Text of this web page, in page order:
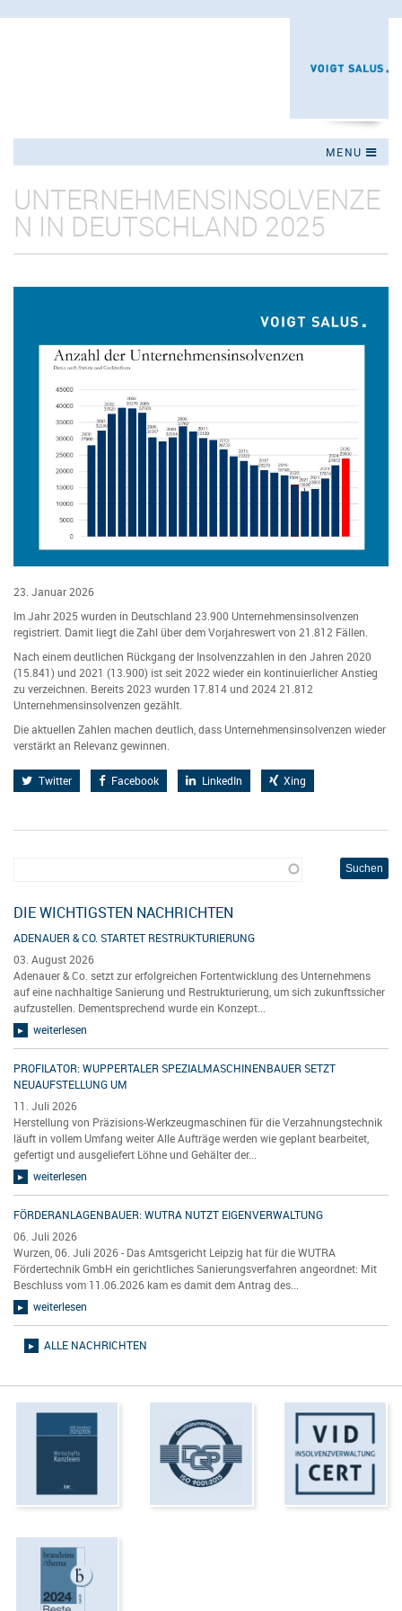
MENU
UNTERNEHMENSINSOLVENZE
N IN DEUTSCHLAND 2025
23. Januar 2026
Im Jahr 2025 wurden in Deutschland 23.900 Unternehmensinsolvenzen
registriert. Damit liegt die Zahl über dem Vorjahreswert von 21.812 Fällen.
Nach einem deutlichen Rückgang der Insolvenzzahlen in den Jahren 2020
(15.841) und 2021 (13.900) ist seit 2022 wieder ein kontinuierlicher Anstieg
zu verzeichnen. Bereits 2023 wurden 17.814 und 2024 21.812
Unternehmensinsolvenzen gezählt.
Die aktuellen Zahlen machen deutlich, dass Unternehmensinsolvenzen wieder
verstärkt an Relevanz gewinnen.
Twitter Facebook LinkedIn Xing
DIE WICHTIGSTEN NACHRICHTEN
ADENAUER & CO. STARTET RESTRUKTURIERUNG
03. August 2026
Adenauer & Co. setzt zur erfolgreichen Fortentwicklung des Unternehmens
auf eine nachhaltige Sanierung und Restrukturierung, um sich zukunftssicher
aufzustellen. Dementsprechend wurde ein Konzept...
weiterlesen
PROFILATOR: WUPPERTALER SPEZIALMASCHINENBAUER SETZT
NEUAUFSTELLUNG UM
11. Juli 2026
Herstellung von Präzisions-Werkzeugmaschinen für die Verzahnungstechnik
läuft in vollem Umfang weiter Alle Aufträge werden wie geplant bearbeitet,
gefertigt und ausgeliefert Löhne und Gehälter der...
weiterlesen
FÖRDERANLAGENBAUER: WUTRA NUTZT EIGENVERWALTUNG
06. Juli 2026
Wurzen, 06. Juli 2026 - Das Amtsgericht Leipzig hat für die WUTRA
Fördertechnik GmbH ein gerichtliches Sanierungsverfahren angeordnet: Mit
Beschluss vom 11.06.2026 kam es damit dem Antrag des...
weiterlesen
ALLE NACHRICHTEN